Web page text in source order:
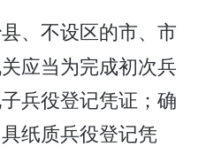
、不设区的市、市
应当为完成初次兵
兵役登记凭证；确
纸质兵役登记凭